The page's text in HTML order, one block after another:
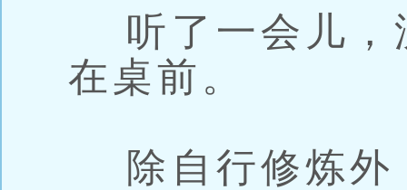
听了一会儿，
在桌前。
除自行修炼外